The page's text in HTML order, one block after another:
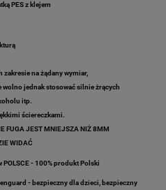
PES z klejem
zakresie na żądany wymiar,
wolno jednak stosować silnie żrących
itp.
ściereczkami.
FUGA JEST MNIEJSZA NIŻ 8MM
WIDAĆ
POLSCE - 100% produkt Polski
- bezpieczny dla dzieci, bezpieczny